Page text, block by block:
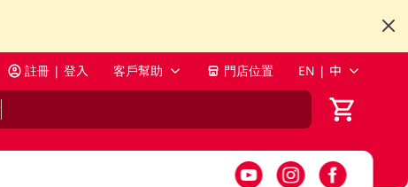
註冊 | 登入 客戶幫助 門店位置 EN | 中